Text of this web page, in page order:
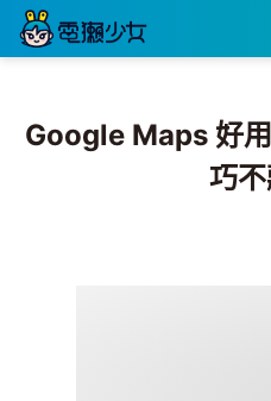
Google Maps 好
巧